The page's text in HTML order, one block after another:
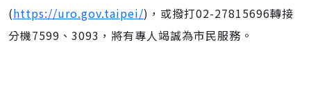
(https://uro.gov.taipei/)，或撥打02-27815696轉接
分機7599、3093，將有專人竭誠為市民服務。